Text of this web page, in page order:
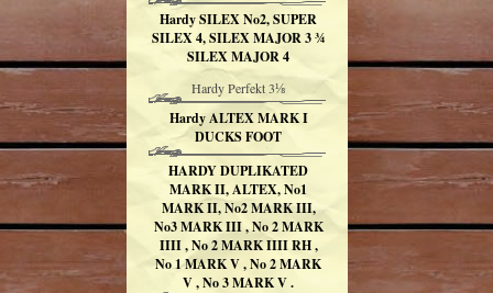
Hardy SILEX No2, SUPER
SILEX 4, SILEX MAJOR 3 ¾
SILEX MAJOR 4
Hardy Perfekt 3⅛
Hardy ALTEX MARK I
DUCKS FOOT
HARDY DUPLIKATED
MARK II, ALTEX, No1
MARK II, No2 MARK III,
No3 MARK III , No 2 MARK
IIII , No 2 MARK IIII RH ,
No 1 MARK V , No 2 MARK
V , No 3 MARK V .